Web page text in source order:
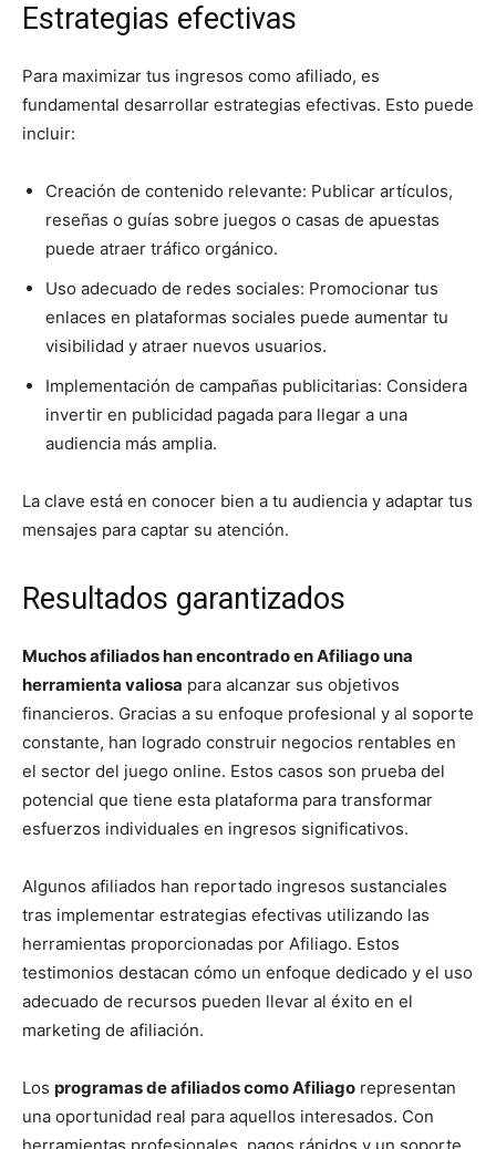
Estrategias efectivas
Para maximizar tus ingresos como afiliado, es
fundamental desarrollar estrategias efectivas. Esto puede
incluir:
Creación de contenido relevante: Publicar artículos,
reseñas o guías sobre juegos o casas de apuestas
puede atraer tráfico orgánico.
Uso adecuado de redes sociales: Promocionar tus
enlaces en plataformas sociales puede aumentar tu
visibilidad y atraer nuevos usuarios.
Implementación de campañas publicitarias: Considera
invertir en publicidad pagada para llegar a una
audiencia más amplia.
La clave está en conocer bien a tu audiencia y adaptar tus
mensajes para captar su atención.
Resultados garantizados
Muchos afiliados han encontrado en Afiliago una
herramienta valiosa para alcanzar sus objetivos
financieros. Gracias a su enfoque profesional y al soporte
constante, han logrado construir negocios rentables en
el sector del juego online. Estos casos son prueba del
potencial que tiene esta plataforma para transformar
esfuerzos individuales en ingresos significativos.
Algunos afiliados han reportado ingresos sustanciales
tras implementar estrategias efectivas utilizando las
herramientas proporcionadas por Afiliago. Estos
testimonios destacan cómo un enfoque dedicado y el uso
adecuado de recursos pueden llevar al éxito en el
marketing de afiliación.
Los programas de afiliados como Afiliago representan
una oportunidad real para aquellos interesados. Con